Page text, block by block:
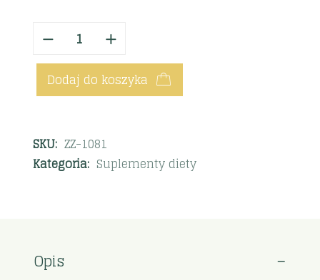
Dodaj do koszyka
SKU: ZZ-1081
Kategoria: Suplementy diety
Opis